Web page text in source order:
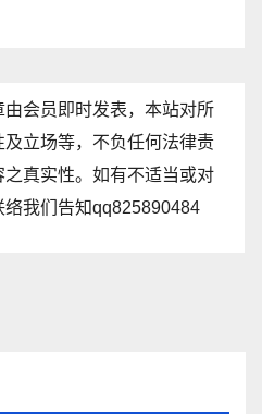
会员即时发表，本站对所
立场等，不负任何法律责
真实性。如有不适当或对
我们告知qq825890484